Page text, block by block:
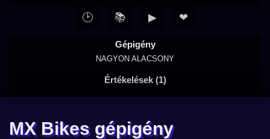
Gépigény
NAGYON ALACSONY
Értékelések (1)
🕑 📚 ▶ ❤
MX Bikes gépigény